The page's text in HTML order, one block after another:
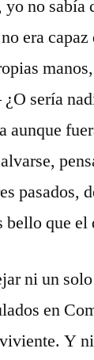
no sabía
era
sería
aunque
pasados,
que el
ni un
en
Y